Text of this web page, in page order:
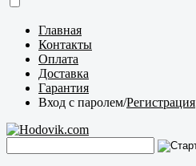
Главная
Контакты
Оплата
Доставка
Гарантия
Вход с паролем/Регистрация